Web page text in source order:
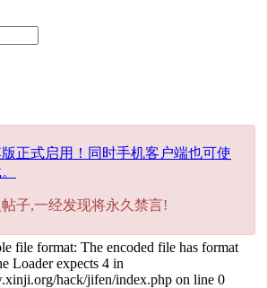
正式启用！同时手机客户端也可使
子,一经发现将永久禁言!
file format: The encoded file has format
Loader expects 4 in
hack/jifen/index.php on line 0